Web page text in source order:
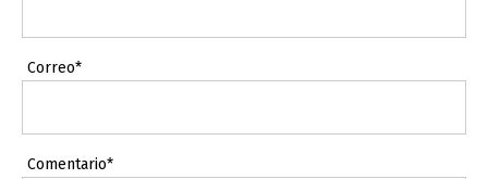
Correo*
Comentario*